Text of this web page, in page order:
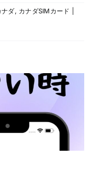
ナダ, カナダSIMカード |